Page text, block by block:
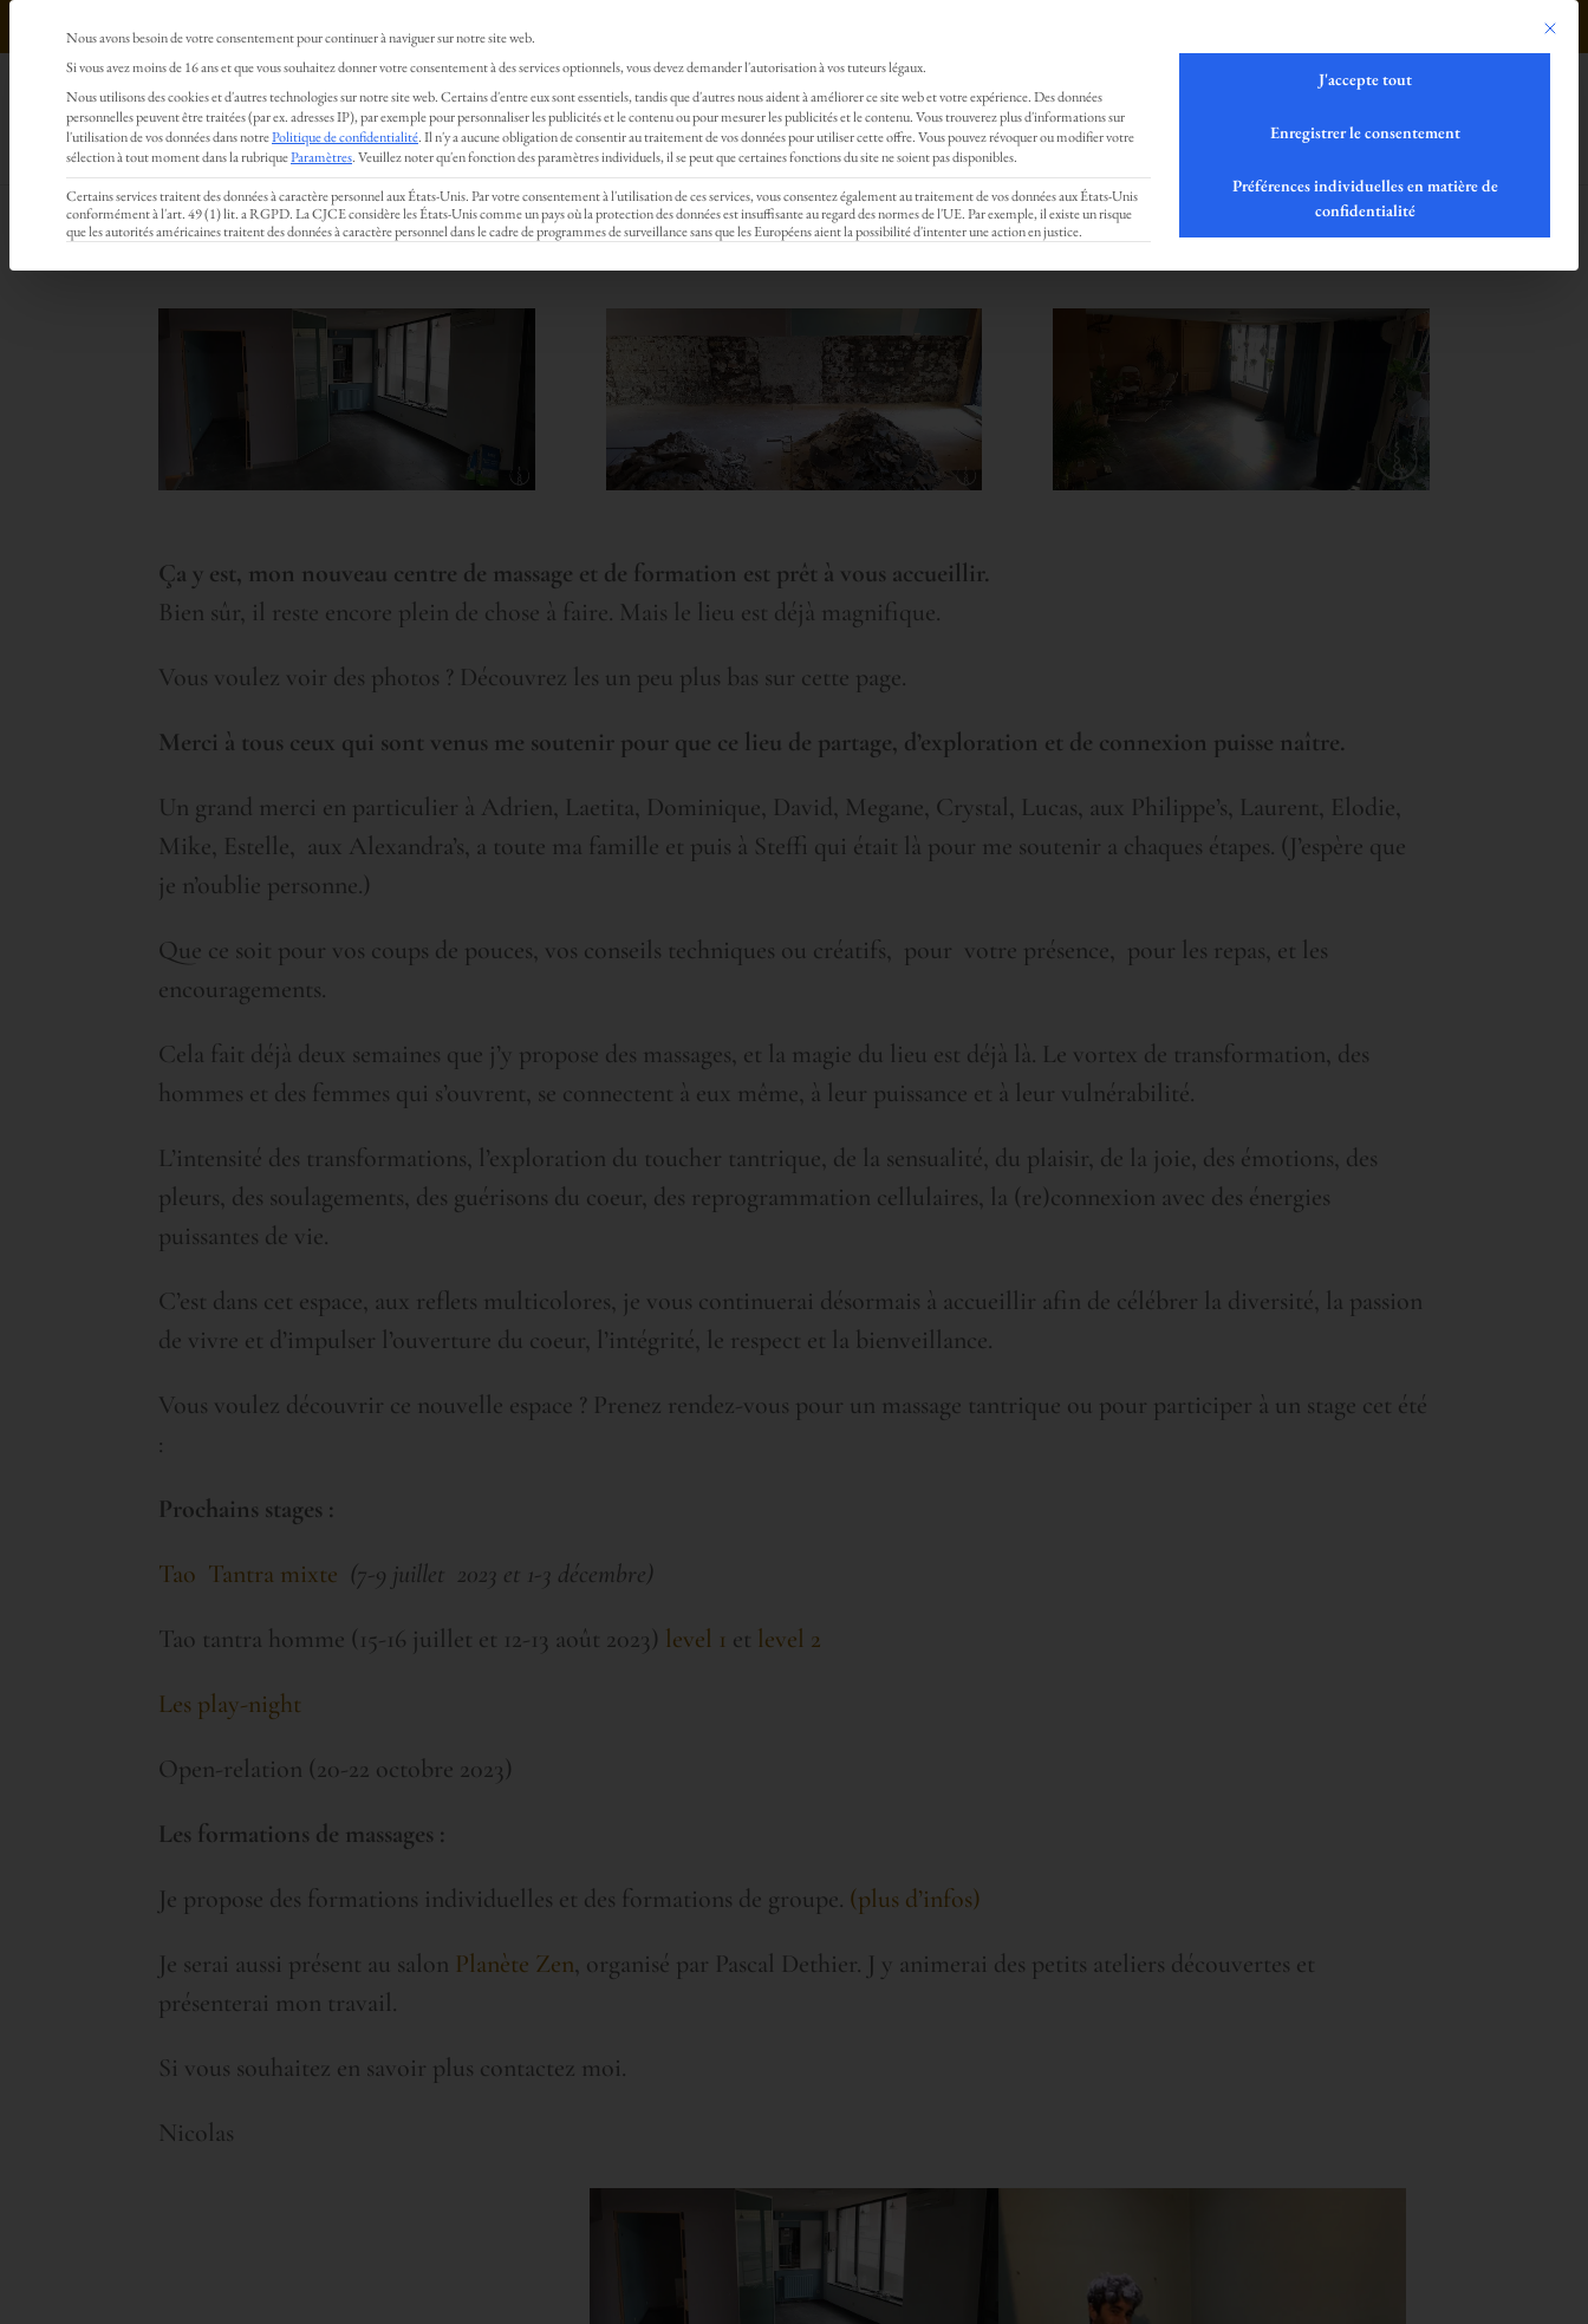
À PROPOS MASSAGES STAGE & FORMATION CONTACT
Français
Création d’un nouveau centre de massage tantrique et de formation à Liège
parNicolas Deru|Juin 21, 2023
Ça y est, mon nouveau centre de massage et de formation est prêt à vous accueillir.
Bien sûr, il reste encore plein de chose à faire. Mais le lieu est déjà magnifique.
Vous voulez voir des photos ? Découvrez les un peu plus bas sur cette page.
Merci à tous ceux qui sont venus me soutenir pour que ce lieu de partage, d’exploration et de connexion puisse naître.
Un grand merci en particulier à Adrien, Laetita, Dominique, David, Megane, Crystal, Lucas, aux Philippe’s, Laurent, Elodie,
Mike, Estelle, aux Alexandra’s, a toute ma famille et puis à Steffi qui était là pour me soutenir a chaques étapes. (J’espère que
je n’oublie personne.)
Que ce soit pour vos coups de pouces, vos conseils techniques ou créatifs, pour votre présence, pour les repas, et les
encouragements.
Cela fait déjà deux semaines que j’y propose des massages, et la magie du lieu est déjà là. Le vortex de transformation, des
hommes et des femmes qui s’ouvrent, se connectent à eux même, à leur puissance et à leur vulnérabilité.
L’intensité des transformations, l’exploration du toucher tantrique, de la sensualité, du plaisir, de la joie, des émotions, des
pleurs, des soulagements, des guérisons du coeur, des reprogrammation cellulaires, la (re)connexion avec des énergies
puissantes de vie.
C’est dans cet espace, aux reflets multicolores, je vous continuerai désormais à accueillir afin de célébrer la diversité, la passion
de vivre et d’impulser l’ouverture du coeur, l’intégrité, le respect et la bienveillance.
Vous voulez découvrir ce nouvelle espace ? Prenez rendez-vous pour un massage tantrique ou pour participer à un stage cet été
:
Prochains stages :
Tao Tantra mixte (7-9 juillet 2023 et 1-3 décembre)
Tao tantra homme (15-16 juillet et 12-13 août 2023) level 1 et level 2
Les play-night
Open-relation (20-22 octobre 2023)
Les formations de massages :
Je propose des formations individuelles et des formations de groupe. (plus d’infos)
Je serai aussi présent au salon Planète Zen, organisé par Pascal Dethier. J y animerai des petits ateliers découvertes et
présenterai mon travail.
Si vous souhaitez en savoir plus contactez moi.
Nicolas
Ce
Préférences en matière de confidentialité
Nous avons besoin de votre consentement pour continuer à naviguer sur notre site web.
Si vous avez moins de 16 ans et que vous souhaitez donner votre consentement à des services optionnels, vous devez demander l'autorisation à vos tuteurs légaux.
Nous utilisons des cookies et d'autres technologies sur notre site web. Certains d'entre eux sont essentiels, tandis que d'autres nous aident à améliorer ce site web et votre expérience.Des données
personnelles peuvent être traitées (par ex. adresses IP), par exemple pour personnaliser les publicités et le contenu ou pour mesurer les publicités et le contenu.Vous trouverez plus d'informations sur
l'utilisation de vos données dans notrePolitique de confidentialité.Il n'y a aucune obligation de consentir au traitement de vos données pour utiliser cette offre.Vous pouvez révoquer ou modifier votre
sélection à tout moment dans la rubriqueParamètres.Veuillez noter qu'en fonction des paramètres individuels, il se peut que certaines fonctions du site ne soient pas disponibles.
Certains services traitent des données à caractère personnel aux États-Unis. Par votre consentement à l'utilisation de ces services, vous consentez également au traitement de vos données aux États-Unis
conformément à l'art. 49 (1) lit. a RGPD. La CJCE considère les États-Unis comme un pays où la protection des données est insuffisante au regard des normes de l'UE. Par exemple, il existe un risque
que les autorités américaines traitent des données à caractère personnel dans le cadre de programmes de surveillance sans que les Européens aient la possibilité d'intenter une action en justice.
J'accepte tout
Enregistrer le consentement
Préférences individuelles en matière de
confidentialité